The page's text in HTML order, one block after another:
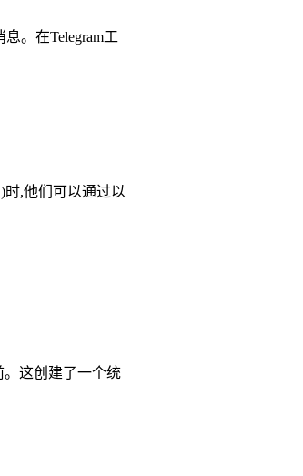
。在Telegram工
,他们可以通过以
这创建了一个统